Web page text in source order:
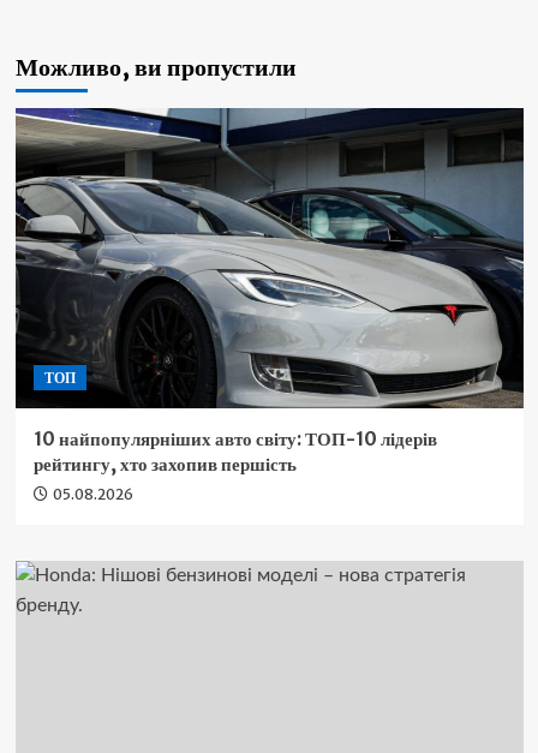
Можливо, ви пропустили
ТОП
10 найпопулярніших авто світу: ТОП-10 лідерів
рейтингу, хто захопив першість
05.08.2026